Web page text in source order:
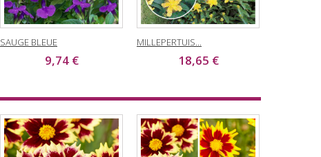
SAUGE BLEUE
9,74 €
MILLEPERTUIS...
18,65 €